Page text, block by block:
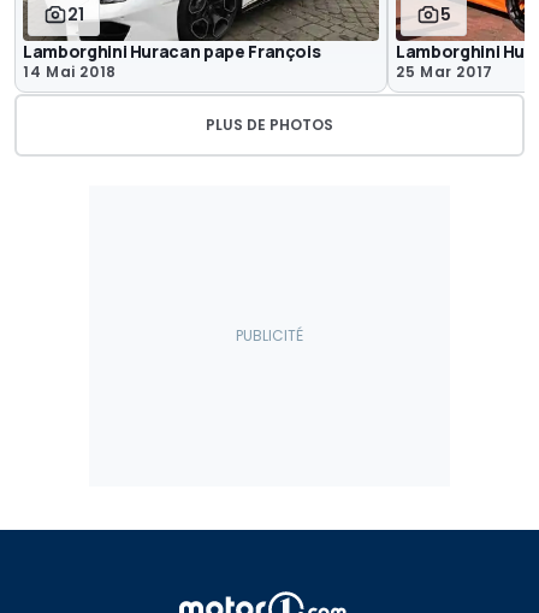
21
Lamborghini Huracan pape François
14 Mai 2018
5
Lamborghini
25 Mar 2017
PLUS DE PHOTOS